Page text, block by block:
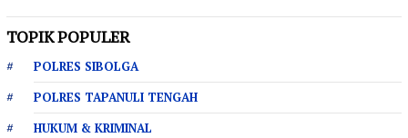
TOPIK POPULER
POLRES SIBOLGA
POLRES TAPANULI TENGAH
HUKUM & KRIMINAL